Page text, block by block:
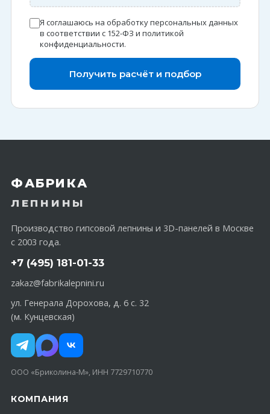
Я соглашаюсь на обработку персональных данных
в соответствии с 152-ФЗ и политикой
конфиденциальности.
Получить расчёт и подбор
ФАБРИКА
ЛЕПНИНЫ
Производство гипсовой лепнины и 3D-панелей в Москве
с 2003 года.
+7 (495) 181-01-33
zakaz@fabrikalepnini.ru
ул. Генерала Дорохова, д. 6 с. 32
(м. Кунцевская)
ООО «Бриколина-М», ИНН 7729710770
КОМПАНИЯ